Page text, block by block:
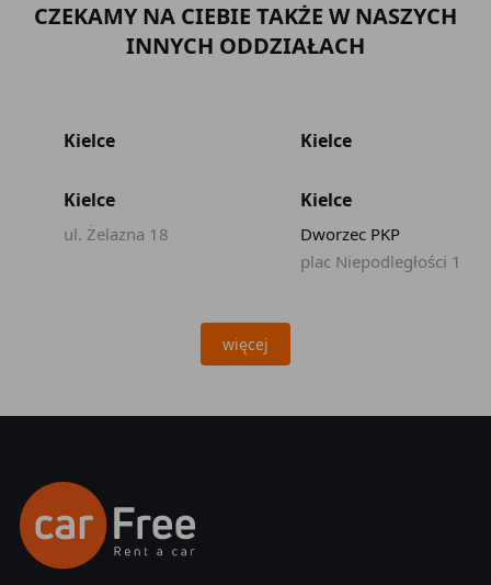
CZEKAMY NA CIEBIE TAKŻE W NASZYCH
INNYCH ODDZIAŁACH
Kielce Kielce
Kielce
ul. Żelazna 18
Kielce
Dworzec PKP
plac Niepodległości 1
więcej